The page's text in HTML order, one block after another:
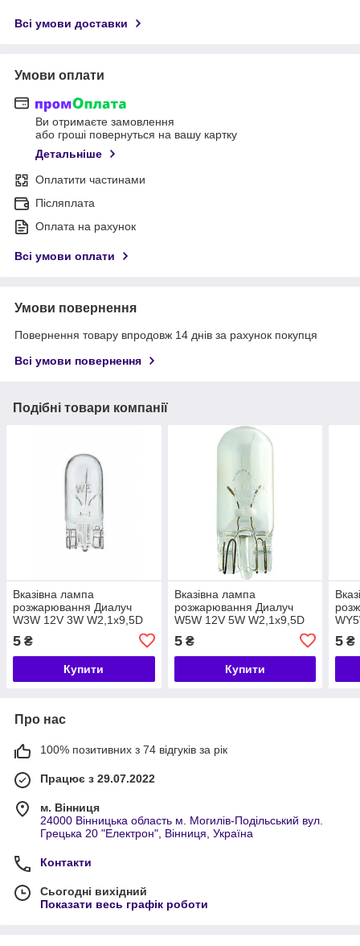
Всі умови доставки
Умови оплати
Ви отримаєте замовлення
або гроші повернуться на вашу картку
Детальніше
Оплатити частинами
Післяплата
Оплата на рахунок
Всі умови оплати
Умови повернення
Повернення товару впродовж 14 днів за рахунок покупця
Всі умови повернення
Подібні товари компанії
Вказівна лампа
розжарювання Диалуч
W3W 12V 3W W2,1x9,5D
5 ₴
Купити
Вказівна лампа
розжарювання Диалуч
W5W 12V 5W W2,1x9,5D
5₴
Купити
5 ₴
Про нас
100% позитивних з 74 відгуків за рік
Працює з 29.07.2022
м. Вінниця
24000 Вінницька область м. Могилів-Подільський вул.
Грецька 20 "Електрон", Вінниця, Україна
Контакти
Сьогодні вихідний
Показати весь графік роботи